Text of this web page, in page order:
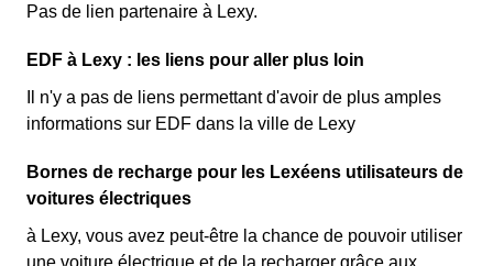
Pas de lien partenaire à Lexy.
EDF à Lexy : les liens pour aller plus loin
Il n'y a pas de liens permettant d'avoir de plus amples
informations sur EDF dans la ville de Lexy
Bornes de recharge pour les Lexéens utilisateurs de
voitures électriques
à Lexy, vous avez peut-être la chance de pouvoir utiliser
une voiture électrique et de la recharger grâce aux